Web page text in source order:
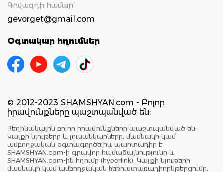
Գովազդի համար`
gevorget@gmail.com
Օգտակար հղումներ
© 2012-2023 SHAMSHYAN.com - Բոլոր
իրավունքները պաշտպանված են:
Հեղինակային բոլոր իրավունքները պաշտպանված են:
Կայքի նյութերը և լուսանկարները, մասնակի կամ
ամբողջական օգտագործելիս, պարտադիր է
SHAMSHYAN.com-ի գրավոր համաձայնությունը և
SHAMSHYAN.com-ին հղումը (hyperlink): Կայքի նյութերի
մասնակի կամ ամբողջական հեռուստառադիոընթերցումը,